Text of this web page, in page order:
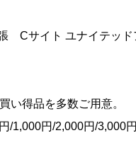
Cサイト ユナイテッド
い得品を多数ご用意。
/1,000円/2,000円/3,000